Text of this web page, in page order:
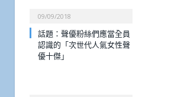
09/09/2018
話題：聲優粉絲們應當全員
認識的「次世代人氣女性聲
優十傑」